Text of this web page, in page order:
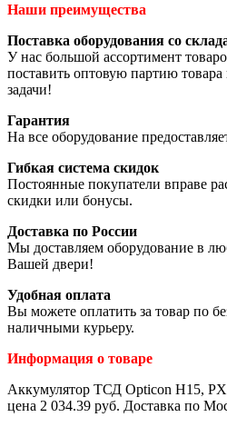
Наши преимущества
Поставка оборудования со
У нас большой ассортимент
поставить оптовую партию
задачи!
Гарантия
На все оборудование
Гибкая система скидок
Постоянные покупатели вправе
скидки или бонусы.
Доставка по России
Мы доставляем оборудование в
Вашей двери!
Удобная оплата
Вы можете оплатить за товар по
наличными курьеру.
Информация о товаре
Аккумулятор ТСД Opticon H15,
цена 2 034.39 руб. Доставка по